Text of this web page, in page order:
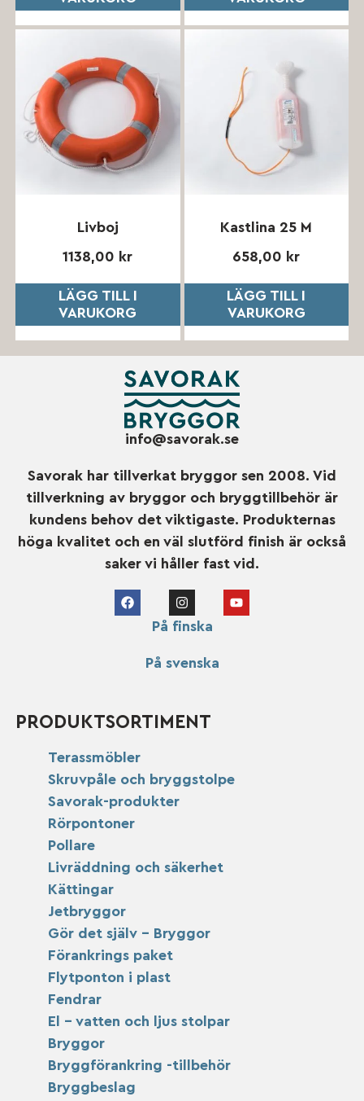
Livboj
1138,00 kr
LÄGG TILL I
VARUKORG
Kastlina 25 M
658,00 kr
LÄGG TILL I
VARUKORG
info@savorak.se
Savorak har tillverkat bryggor sen 2008. Vid
tillverkning av bryggor och bryggtillbehör är
kundens behov det viktigaste. Produkternas
höga kvalitet och en väl slutförd finish är också
saker vi håller fast vid.
På finska
På svenska
PRODUKTSORTIMENT
Terassmöbler
Skruvpåle och bryggstolpe
Savorak-produkter
Rörpontoner
Pollare
Livräddning och säkerhet
Kättingar
Jetbryggor
Gör det själv – Bryggor
Förankrings paket
Flytponton i plast
Fendrar
El – vatten och ljus stolpar
Bryggor
Bryggförankring -tillbehör
Bryggbeslag